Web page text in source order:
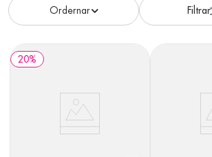
20%
nivea
6. shampoo
7.
pediasure
desodorante